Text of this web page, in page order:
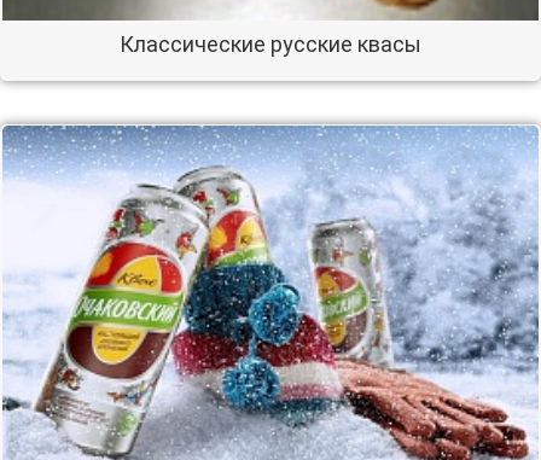
Классические русские квасы